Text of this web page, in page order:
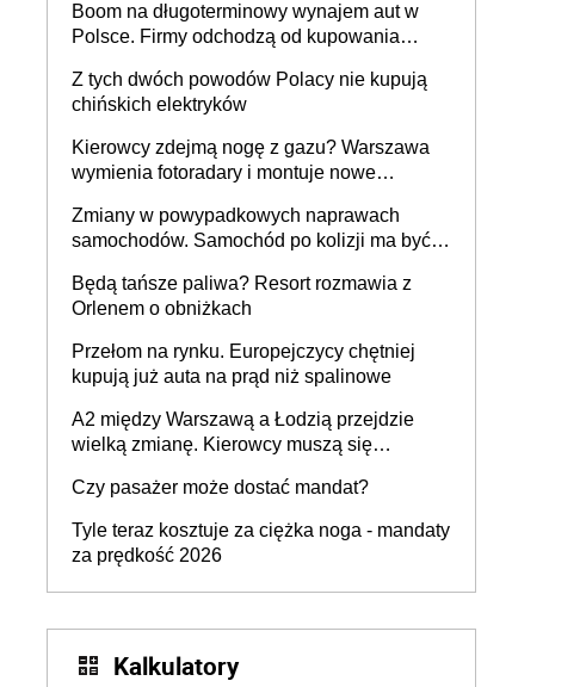
Boom na długoterminowy wynajem aut w
Polsce. Firmy odchodzą od kupowania
Z tych dwóch powodów Polacy nie kupują
chińskich elektryków
Kierowcy zdejmą nogę z gazu? Warszawa
wymienia fotoradary i montuje nowe
Zmiany w powypadkowych naprawach
samochodów. Samochód po kolizji ma być
technologią producenta
Będą tańsze paliwa? Resort rozmawia z
Orlenem o obniżkach
Przełom na rynku. Europejczycy chętniej
kupują już auta na prąd niż spalinowe
A2 między Warszawą a Łodzią przejdzie
wielką zmianę. Kierowcy muszą się
Czy pasażer może dostać mandat?
Tyle teraz kosztuje za ciężka noga - mandaty
za prędkość 2026
Kalkulatory